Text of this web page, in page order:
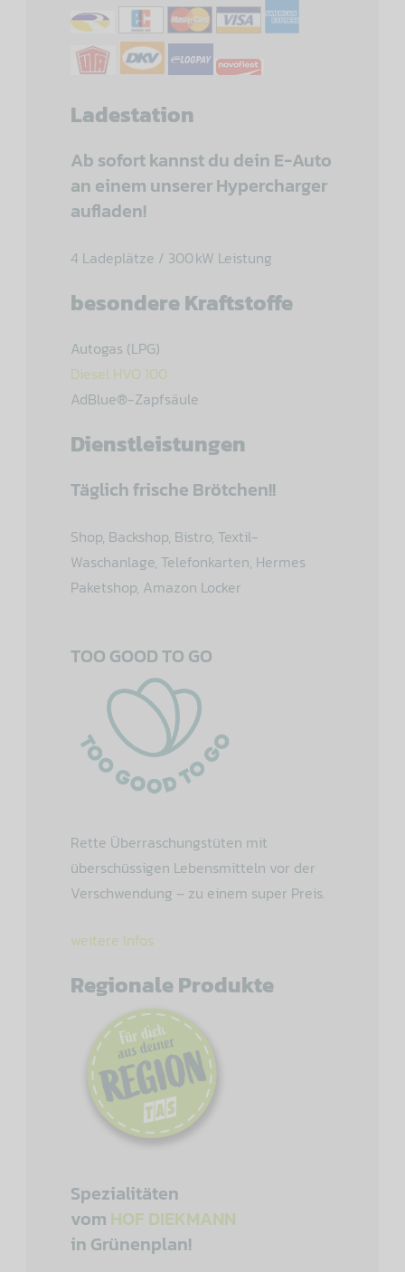
Ladestation
Ab sofort kannst du dein E-Auto
an einem unserer Hypercharger
aufladen!
4 Ladeplätze / 300 kW Leistung
besondere Kraftstoffe
Autogas (LPG)
Diesel HVO 100
AdBlue®-Zapfsäule
Dienstleistungen
Täglich frische Brötchen!!
Shop, Backshop, Bistro, Textil-
Waschanlage, Telefonkarten, Hermes
Paketshop, Amazon Locker
TOO GOOD TO GO
Rette Überraschungstüten mit
überschüssigen Lebensmitteln vor der
Verschwendung – zu einem super Preis.
weitere Infos
Regionale Produkte
Spezialitäten
vom HOF DIEKMANN
in Grünenplan!